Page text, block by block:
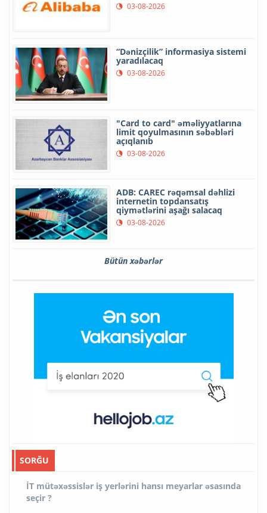
03-08-2026
“Dənizçilik” informasiya sistemi
yaradılacaq
03-08-2026
"Card to card" əməliyyatlarına
limit qoyulmasının səbəbləri
açıqlanıb
03-08-2026
ADB: CAREC rəqəmsal dəhlizi
internetin topdansatış
qiymətlərini aşağı salacaq
03-08-2026
Bütün xəbərlər
SORĞU
İT mütəxəssislər iş yerlərini hansı meyarlar əsasında
seçir ?